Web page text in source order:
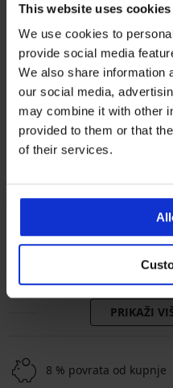
This website uses cookies
We use cookies to
provide social media
We also share information
our social media,
may combine it with other
provided to them or that
of their services.
Grudnjak Push Perfect Bardot
podstavljeni
53,99 €
PRIKAŽI
8 % povrata od kupnje